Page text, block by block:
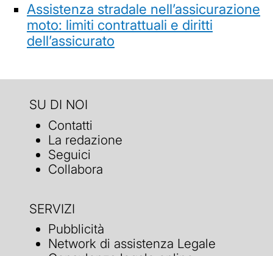
Assistenza stradale nell’assicurazione
moto: limiti contrattuali e diritti
dell’assicurato
SU DI NOI
Contatti
La redazione
Seguici
Collabora
SERVIZI
Pubblicità
Network di assistenza Legale